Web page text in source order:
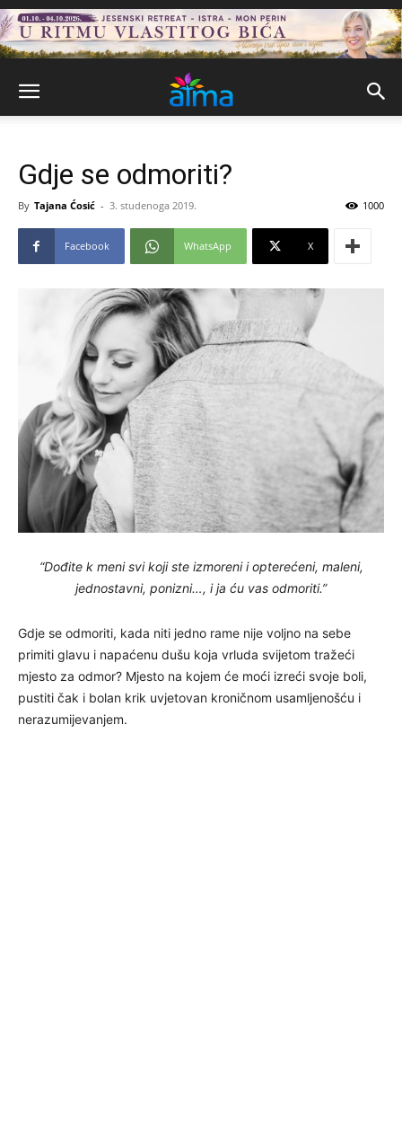
Gdje se odmoriti?
By Tajana Ćosić - 3. studenoga 2019. 1000
Facebook WhatsApp X
“Dođite k meni svi koji ste izmoreni i opterećeni, maleni,
jednostavni, ponizni…, i ja ću vas odmoriti.”
Gdje se odmoriti, kada niti jedno rame nije voljno na sebe
primiti glavu i napaćenu dušu koja vrluda svijetom tražeći
mjesto za odmor? Mjesto na kojem će moći izreći svoje boli,
pustiti čak i bolan krik uvjetovan kroničnom usamljenošću i
nerazumijevanjem.